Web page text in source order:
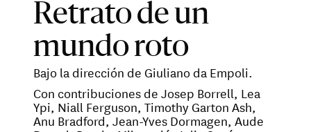
Retrato de un
mundo roto
Bajo la dirección de Giuliano da Empoli.
Con contribuciones de Josep Borrell, Lea
Ypi, Niall Ferguson, Timothy Garton Ash,
Anu Bradford, Jean-Yves Dormagen, Aude